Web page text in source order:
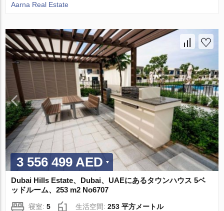
Aarna Real Estate
3 556 499 AED
Dubai Hills Estate、Dubai、UAEにあるタウンハウス 5ベ
ッドルーム、253 m2 No6707
寝室:5 生活空間:253 平方メートル